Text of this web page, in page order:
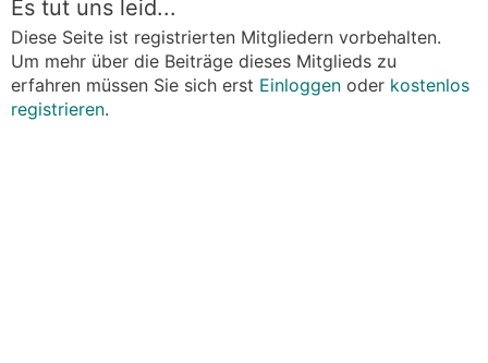
Es tut uns leid...
Diese Seite ist registrierten Mitgliedern vorbehalten.
Um mehr über die Beiträge dieses Mitglieds zu
erfahren müssen Sie sich erst Einloggen oder kostenlos
registrieren.